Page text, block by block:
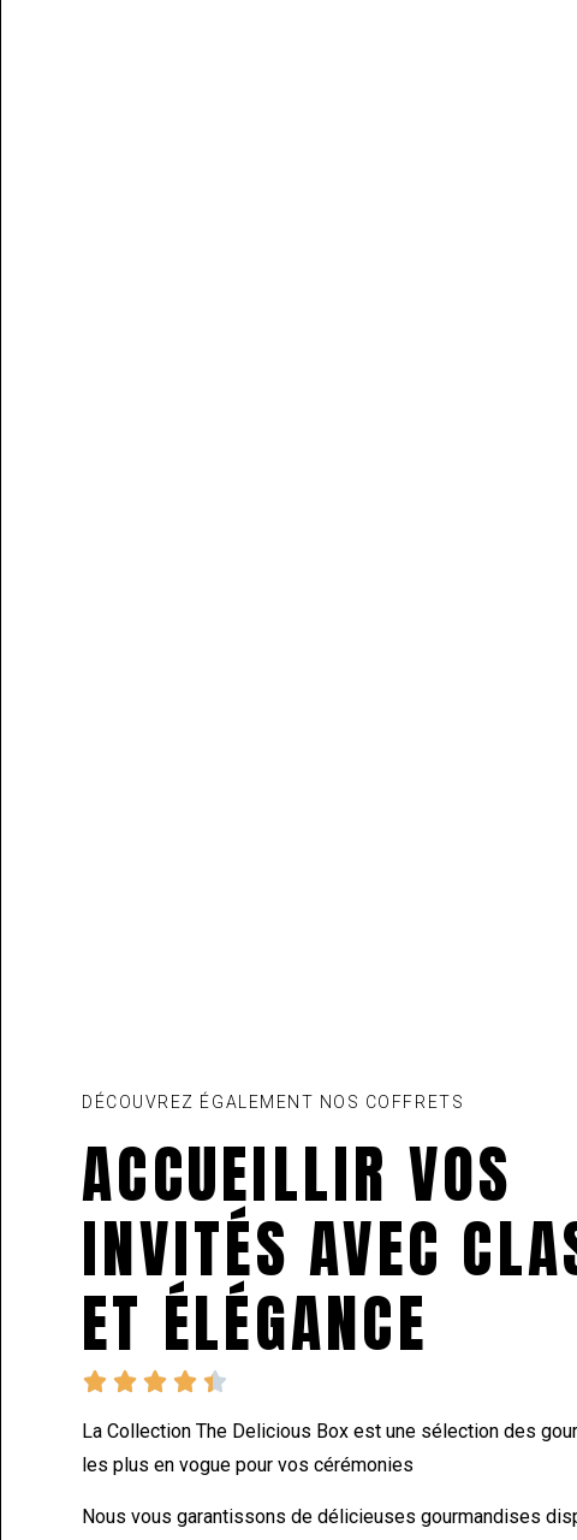
DÉCOUVREZ ÉGALEMENT NOS COFFRETS
ACCUEILLIR VOS
INVITÉS AVEC
ET ÉLÉGANCE
    
La Collection The Delicious Box est une sélection des
les plus en vogue pour vos cérémonies
Nous vous garantissons de délicieuses gourmandises